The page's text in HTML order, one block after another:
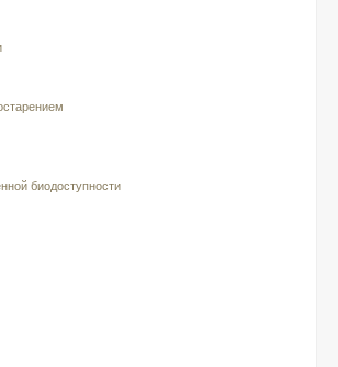
биодоступности